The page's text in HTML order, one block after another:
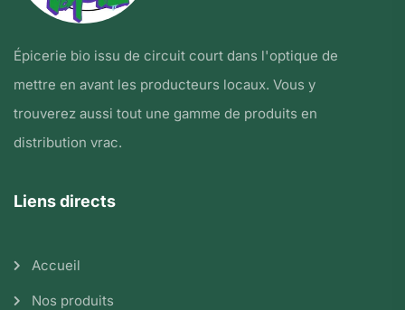
Épicerie bio issu de circuit court dans l'optique de
mettre en avant les producteurs locaux. Vous y
trouverez aussi tout une gamme de produits en
distribution vrac.
Liens directs
Accueil
Nos produits